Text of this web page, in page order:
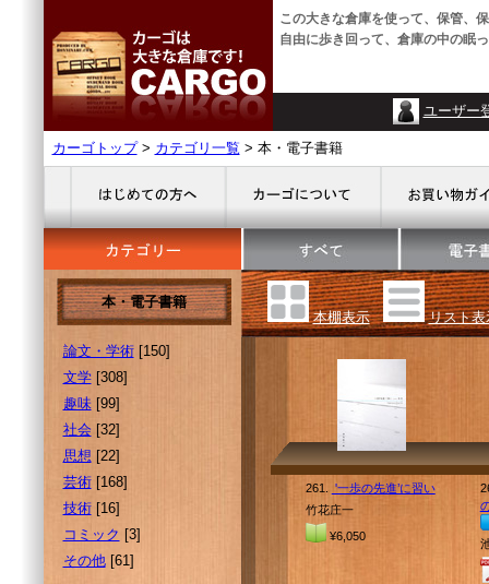
この大きな倉庫を使って、保管、
自由に歩き回って、倉庫の中の眠
ユーザー
カーゴトップ> カテゴリ一覧 > 本・電子書籍
本・電子書籍
論文・学術[150]
文学[308]
趣味[99]
社会[32]
思想 [22]
芸術[168]
技術[16]
コミック [3]
その他[61]
本棚表示 リスト表
261.
'一歩の先進’に習い
竹花庄一
¥6,050